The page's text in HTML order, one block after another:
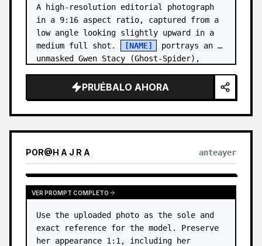
A high-resolution editorial photograph
in a 9:16 aspect ratio, captured from a
low angle looking slightly upward in a
medium full shot.
[NAME]
portrays an
unmasked Gwen Stacy (Ghost-Spider),
PRUÉBALO AHORA
POR@H A J R A anteayer
VER PROMPT COMPLETO
Use the uploaded photo as the sole and
exact reference for the model. Preserve
her appearance 1:1, including her